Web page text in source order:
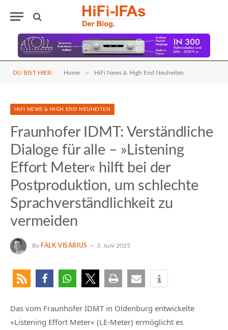
DU BIST HIER: Home » HiFi News & High End Neuheiten
HIFI NEWS & HIGH END NEUHEITEN
Fraunhofer IDMT: Verständliche
Dialoge für alle – »Listening
Effort Meter« hilft bei der
Postproduktion, um schlechte
Sprachverständlichkeit zu
vermeiden
By FALK VISARIUS 3. Juni 2025
Das vom Fraunhofer IDMT in Oldenburg entwickelte
»Listening Effort Meter« (LE-Meter) ermöglicht es